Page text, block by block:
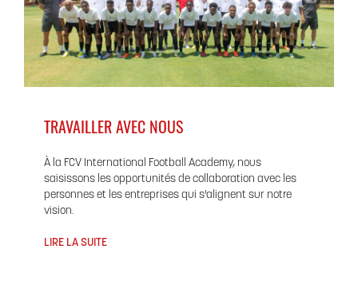
TRAVAILLER AVEC NOUS
À la FCV International Football Academy, nous
saisissons les opportunités de collaboration avec les
personnes et les entreprises qui s'alignent sur notre
vision.
LIRE LA SUITE